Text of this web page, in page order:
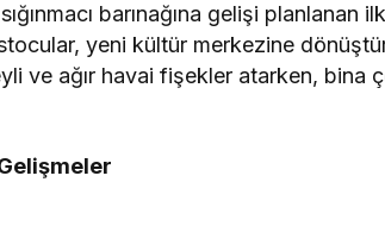
barınağına gelişi
yeni kültür merkezine
ve ağır havai fişekler atarken, bina